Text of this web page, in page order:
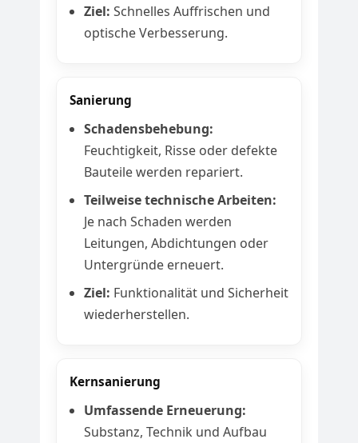
Ziel: Schnelles Auffrischen und
optische Verbesserung.
Sanierung
Schadensbehebung:
Feuchtigkeit, Risse oder defekte
Bauteile werden repariert.
Teilweise technische Arbeiten:
Je nach Schaden werden
Leitungen, Abdichtungen oder
Untergründe erneuert.
Ziel: Funktionalität und Sicherheit
wiederherstellen.
Kernsanierung
Umfassende Erneuerung:
Substanz, Technik und Aufbau